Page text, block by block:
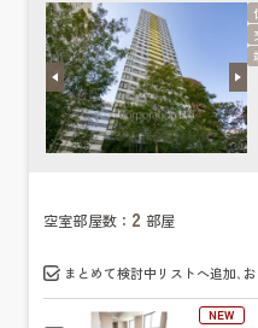
空室部屋数： 2 部屋
まとめて検討中リストへ追加､
NEW